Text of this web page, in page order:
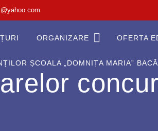
ORGANIZARE OFERTA
ȘCOALA „DOMNIȚA MARIA”